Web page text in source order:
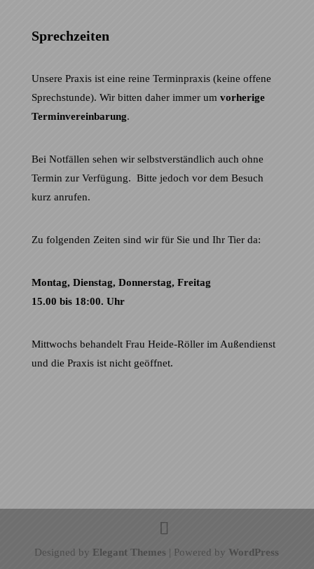
Sprechzeiten
Unsere Praxis ist eine reine Terminpraxis (keine offene
Sprechstunde). Wir bitten daher immer um vorherige
Terminvereinbarung.
Bei Notfällen sehen wir selbstverständlich auch ohne
Termin zur Verfügung. Bitte jedoch vor dem Besuch
kurz anrufen.
Zu folgenden Zeiten sind wir für Sie und Ihr Tier da:
Montag, Dienstag, Donnerstag, Freitag
15.00 bis 18:00. Uhr
Mittwochs behandelt Frau Heide-Röller im Außendienst
und die Praxis ist nicht geöffnet.
Designed by Elegant Themes | Powered by WordPress